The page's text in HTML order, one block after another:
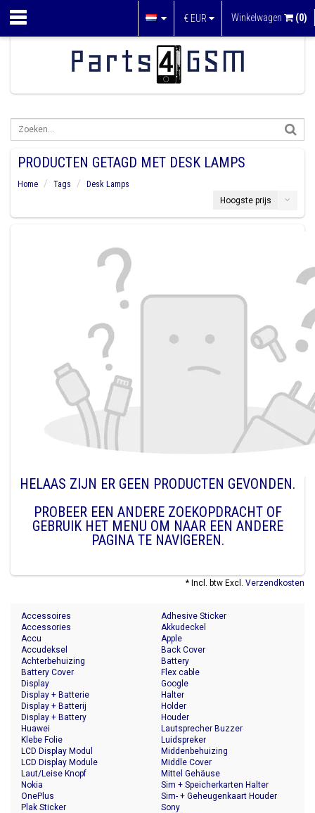
€ EUR Winkelwagen (0)
PRODUCTEN GETAGD MET DESK LAMPS
Home Tags
Desk Lamps
Hoogste prijs
HELAAS ZIJN ER GEEN PRODUCTEN GEVONDEN.
PROBEER EEN ANDERE ZOEKOPDRACHT OF
GEBRUIK HET MENU OM NAAR EEN ANDERE
PAGINA TE NAVIGEREN.
* Incl. btw Excl. Verzendkosten
Accessoires
Accessories
Accu
Accudeksel
Achterbehuizing
Adhesive Sticker
Akkudeckel
Apple
Back Cover
Battery
Battery Cover
Display
Display + Batterie
Display + Batterij
Display + Battery
Flex cable
Google
Halter
Holder
Houder
Huawei
Klebe Folie
LCD Display Modul
LCD Display Module
Laut/Leise Knopf
Lautsprecher Buzzer
Luidspreker
Middenbehuizing
Middle Cover
Mittel Gehäuse
Nokia
OnePlus
Plak Sticker
Sim + Speicherkarten Halter
Sim- + Geheugenkaart Houder
Sony